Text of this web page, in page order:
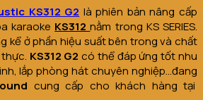
KS312 G2 là phiên bản nâng cấp
karaoke KS312nằm trong KS SERIES.
kể ở phần hiệu suất bên trong và chất
KS312 G2 có thể đáp ứng tốt nhu
lắp phòng hát chuyên nghiệp…đang
cung cấp cho khách hàng tại